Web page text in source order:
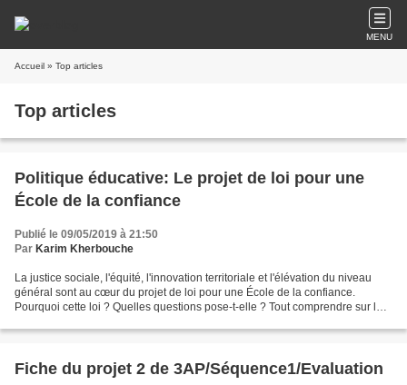
MENU
Accueil » Top articles
Top articles
Politique éducative: Le projet de loi pour une
École de la confiance
Publié le 09/05/2019 à 21:50
Par Karim Kherbouche
La justice sociale, l'équité, l'innovation territoriale et l'élévation du niveau
général sont au cœur du projet de loi pour une École de la confiance.
Pourquoi cette loi ? Quelles questions pose-t-elle ? Tout comprendre sur le
Fiche du projet 2 de 3AP/Séquence1/Evaluation